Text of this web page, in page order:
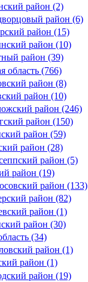
район (2)
район (6)
район (15)
район (10)
район (39)
область (766)
район (8)
район (10)
район (246)
район (150)
район (59)
район (28)
район (5)
район (19)
район (133)
район (82)
район (1)
район (30)
(34)
район (1)
район (1)
район (19)